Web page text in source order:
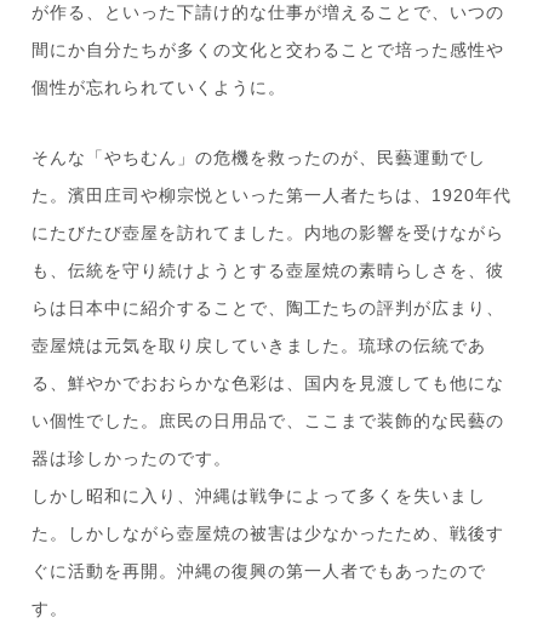
が作る、といった下請け的な仕事が増えることで、いつの
間にか自分たちが多くの文化と交わることで培った感性や
個性が忘れられていくように。
そんな「やちむん」の危機を救ったのが、民藝運動でし
た。濱田庄司や柳宗悦といった第一人者たちは、1920年代
にたびたび壺屋を訪れてました。内地の影響を受けながら
も、伝統を守り続けようとする壺屋焼の素晴らしさを、彼
らは日本中に紹介することで、陶工たちの評判が広まり、
壺屋焼は元気を取り戻していきました。琉球の伝統であ
る、鮮やかでおおらかな色彩は、国内を見渡しても他にな
い個性でした。庶民の日用品で、ここまで装飾的な民藝の
器は珍しかったのです。
しかし昭和に入り、沖縄は戦争によって多くを失いまし
た。しかしながら壺屋焼の被害は少なかったため、戦後す
ぐに活動を再開。沖縄の復興の第一人者でもあったので
す。